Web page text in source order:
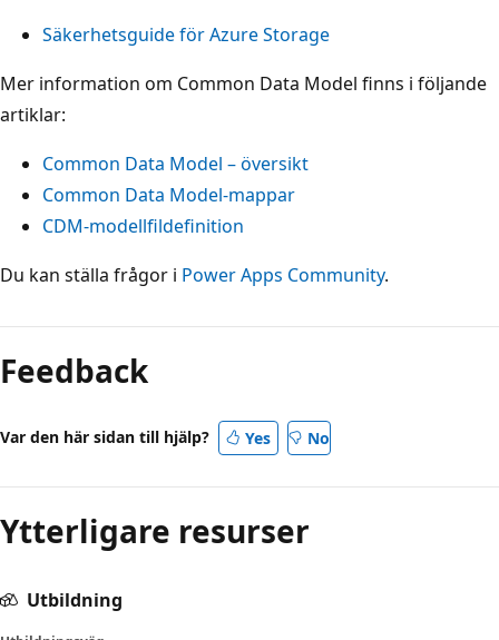
Säkerhetsguide för Azure Storage
Mer information om Common Data Model finns i följande
artiklar:
Common Data Model – översikt
Common Data Model-mappar
CDM-modellfildefinition
Du kan ställa frågor i Power Apps Community.
Feedback
Var den här sidan till hjälp? Yes No
Ytterligare resurser
Utbildning